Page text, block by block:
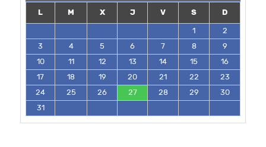
L M X J V S
D
1
2
3
4 5 6 7 8
9
10
11 12 13 14 15
16
17
18 19 20 21 22
23
24
25 26 27 28 29
30
31